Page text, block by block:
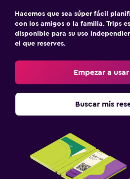
Hacemos que sea súper fácil
con los amigos o la familia. Trips
disponible para su uso
el que reserves.
Empezar a
Buscar mis